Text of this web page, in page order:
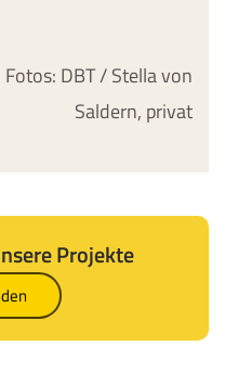
Fotos: DBT / Stella von
Saldern, privat
Projekte